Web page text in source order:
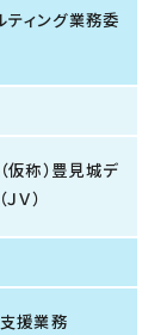
ィング業務委
称）豊見城デ
Ｖ）
援業務